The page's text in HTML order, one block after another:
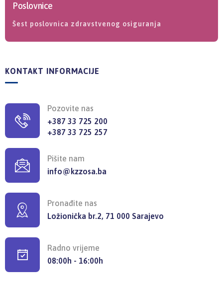
Poslovnice
Šest poslovnica zdravstvenog osiguranja
KONTAKT INFORMACIJE
Pozovite nas
+387 33 725 200
+387 33 725 257
Pišite nam
info@kzzosa.ba
Pronađite nas
Ložionička br.2, 71 000 Sarajevo
Radno vrijeme
08:00h - 16:00h